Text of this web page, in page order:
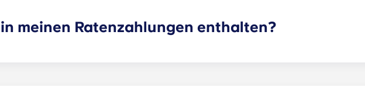
meinen Ratenzahlungen enthalten?